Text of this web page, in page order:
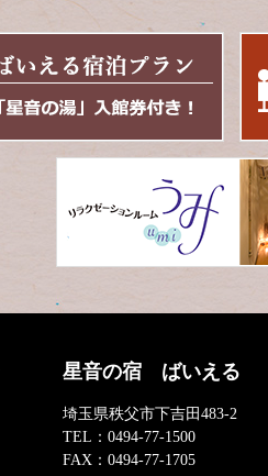
星音の宿 ばいえる
埼玉県秩父市下吉田483-2
TEL：0494-77-1500
FAX：0494-77-1705